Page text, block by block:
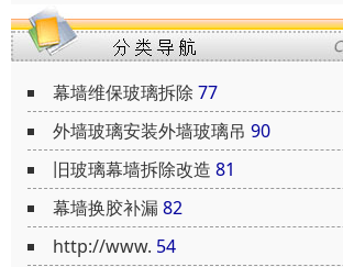
幕墙维保玻璃拆除 77
外墙玻璃安装外墙玻璃吊 90
旧玻璃幕墙拆除改造 81
幕墙换胶补漏82
http://www. 54